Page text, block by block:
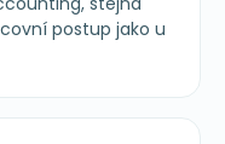
postup jako u